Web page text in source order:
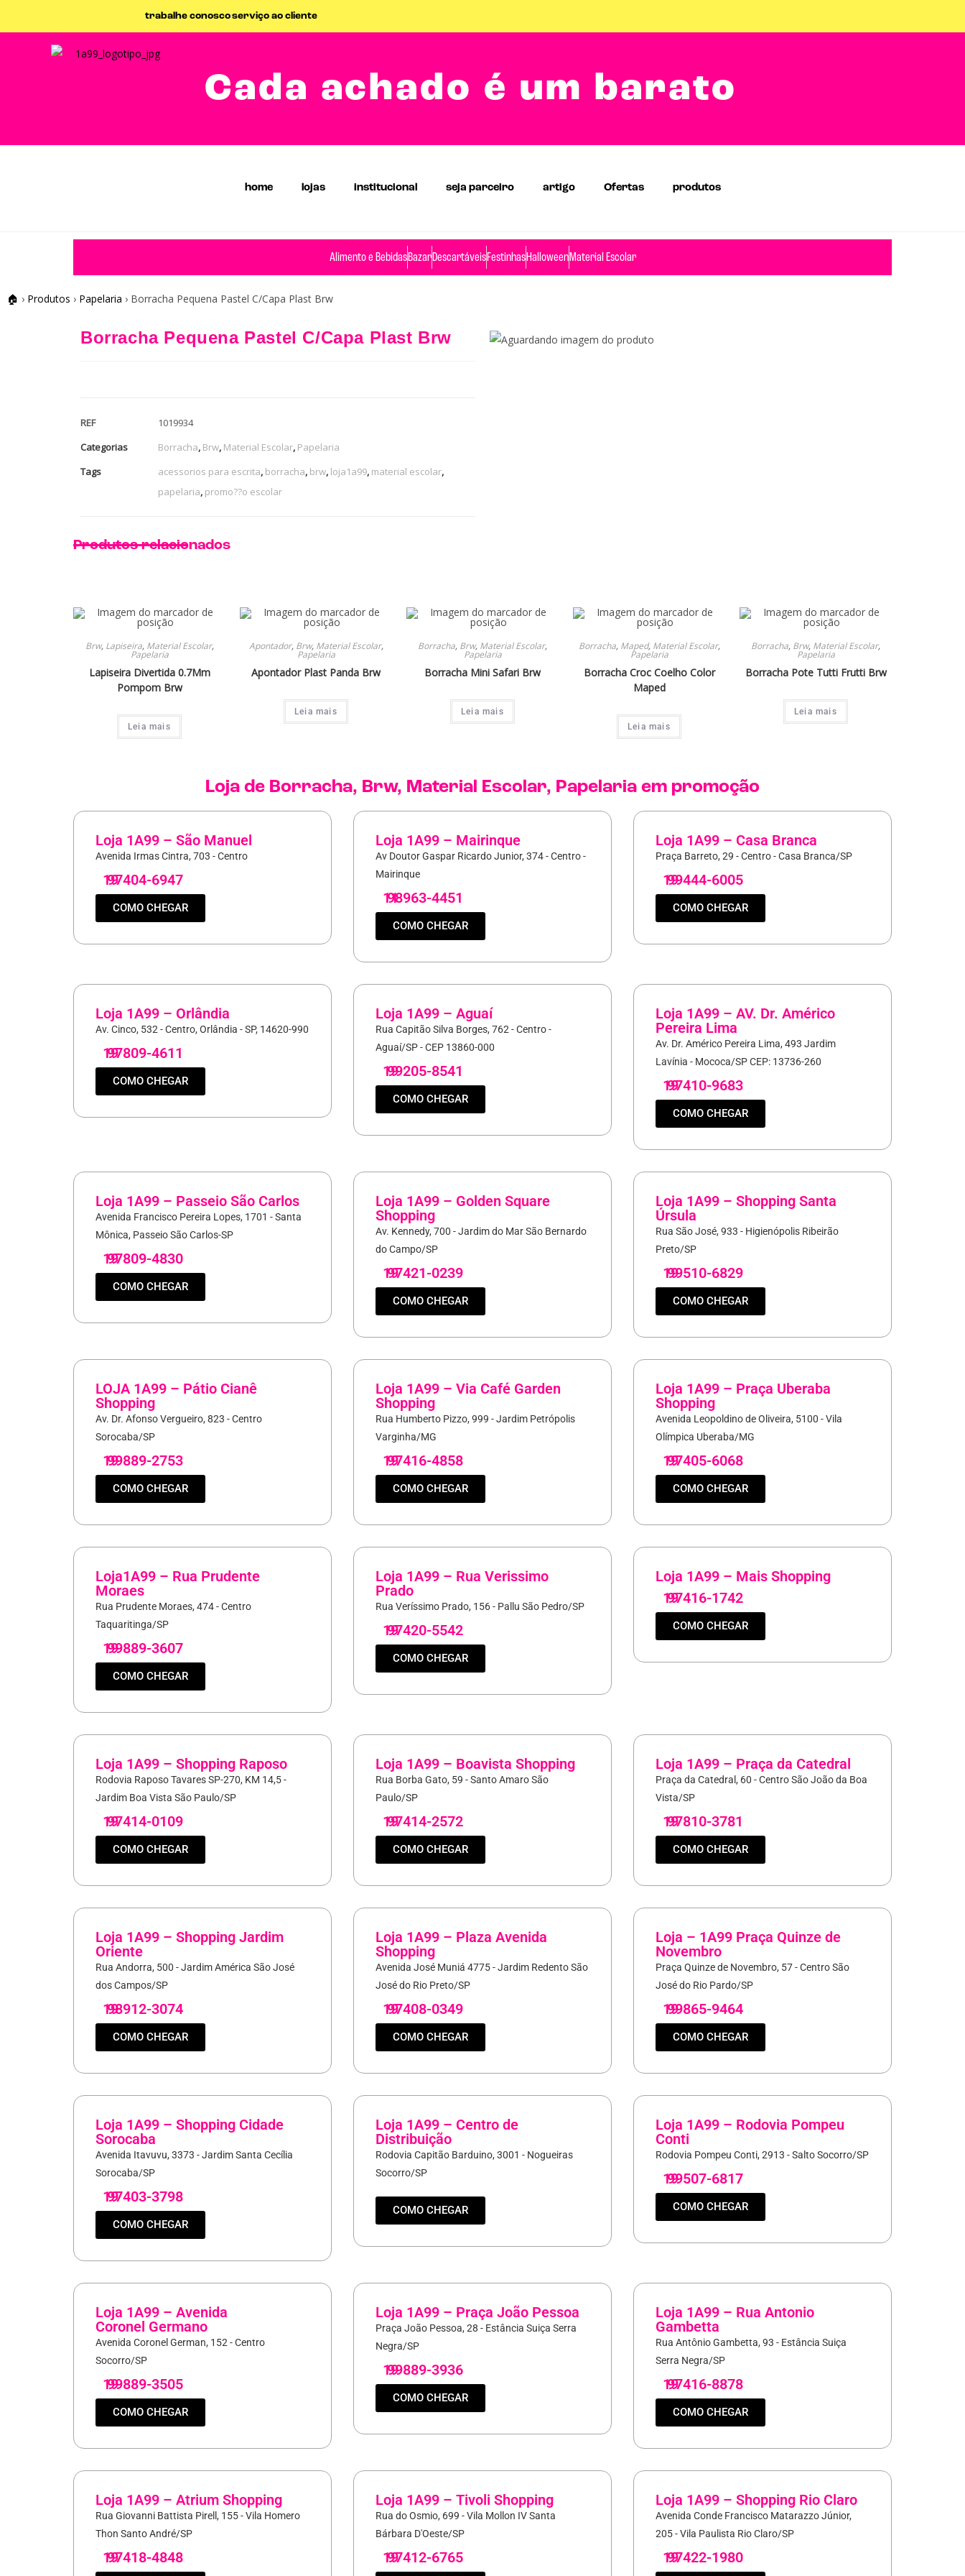
trabalhe conoscoserviço ao cliente
Cada achado é um barato
home lojas institucional seja parceiro artigo Ofertas produtos
Alimento e BebidasBazarDescartáveisFestinhasHalloweenMaterial Escolar
🏠 › Produtos › Papelaria › Borracha Pequena Pastel C/Capa Plast Brw
Borracha Pequena Pastel C/Capa Plast Brw
REF
1019934
Categorias
Borracha, Brw, Material Escolar, Papelaria
Tags
acessorios para escrita, borracha, brw, loja1a99, material escolar,
papelaria, promo??o escolar
Produtos relacionados
Brw, Lapiseira, Material Escolar,
Papelaria
Lapiseira Divertida 0.7Mm
Pompom Brw
Leia mais
Apontador, Brw, Material Escolar,
Papelaria
Apontador Plast Panda Brw
Leia mais
Borracha, Brw, Material Escolar,
Papelaria
Borracha Mini Safari Brw
Leia mais
Borracha, Maped, Material Escolar,
Papelaria
Borracha Croc Coelho Color
Maped
Leia mais
Borracha, Brw, Material Escolar,
Papelaria
Borracha Pote Tutti Frutti Brw
Leia mais
Loja de Borracha, Brw, Material Escolar, Papelaria em promoção
Loja 1A99 – São Manuel
Avenida Irmas Cintra, 703 - Centro
19
97404-6947
COMO CHEGAR
Loja 1A99 – Mairinque
Av Doutor Gaspar Ricardo Junior, 374 - Centro -
Mairinque
11
98963-4451
COMO CHEGAR
Loja 1A99 – Casa Branca
Praça Barreto, 29 - Centro - Casa Branca/SP
19
99444-6005
COMO CHEGAR
Loja 1A99 – Orlândia
Av. Cinco, 532 - Centro, Orlândia - SP, 14620-990
19
97809-4611
COMO CHEGAR
Loja 1A99 – Aguaí
Rua Capitão Silva Borges, 762 - Centro -
Aguaí/SP - CEP 13860-000
19
99205-8541
COMO CHEGAR
Loja 1A99 – AV. Dr. Américo
Pereira Lima
Av. Dr. Américo Pereira Lima, 493 Jardim
Lavínia - Mococa/SP CEP: 13736-260
19
97410-9683
COMO CHEGAR
Loja 1A99 – Passeio São Carlos
Avenida Francisco Pereira Lopes, 1701 - Santa
Mônica, Passeio São Carlos-SP
19
97809-4830
COMO CHEGAR
Loja 1A99 – Golden Square
Shopping
Av. Kennedy, 700 - Jardim do Mar São Bernardo
do Campo/SP
19
97421-0239
COMO CHEGAR
Loja 1A99 – Shopping Santa
Úrsula
Rua São José, 933 - Higienópolis Ribeirão
Preto/SP
19
99510-6829
COMO CHEGAR
LOJA 1A99 – Pátio Cianê
Shopping
Av. Dr. Afonso Vergueiro, 823 - Centro
Sorocaba/SP
19
99889-2753
COMO CHEGAR
Loja 1A99 – Via Café Garden
Shopping
Rua Humberto Pizzo, 999 - Jardim Petrópolis
Varginha/MG
19
97416-4858
COMO CHEGAR
Loja 1A99 – Praça Uberaba
Shopping
Avenida Leopoldino de Oliveira, 5100 - Vila
Olímpica Uberaba/MG
19
97405-6068
COMO CHEGAR
Loja1A99 – Rua Prudente
Moraes
Rua Prudente Moraes, 474 - Centro
Taquaritinga/SP
19
99889-3607
COMO CHEGAR
Loja 1A99 – Rua Verissimo
Prado
Rua Veríssimo Prado, 156 - Pallu São Pedro/SP
19
97420-5542
COMO CHEGAR
Loja 1A99 – Mais Shopping
19
97416-1742
COMO CHEGAR
Loja 1A99 – Shopping Raposo
Rodovia Raposo Tavares SP-270, KM 14,5 -
Jardim Boa Vista São Paulo/SP
19
97414-0109
COMO CHEGAR
Loja 1A99 – Boavista Shopping
Rua Borba Gato, 59 - Santo Amaro São
Paulo/SP
19
97414-2572
COMO CHEGAR
Loja 1A99 – Praça da Catedral
Praça da Catedral, 60 - Centro São João da Boa
Vista/SP
19
97810-3781
COMO CHEGAR
Loja 1A99 – Shopping Jardim
Oriente
Rua Andorra, 500 - Jardim América São José
dos Campos/SP
19
98912-3074
COMO CHEGAR
Loja 1A99 – Plaza Avenida
Shopping
Avenida José Muniá 4775 - Jardim Redento São
José do Rio Preto/SP
19
97408-0349
COMO CHEGAR
Loja – 1A99 Praça Quinze de
Novembro
Praça Quinze de Novembro, 57 - Centro São
José do Rio Pardo/SP
19
99865-9464
COMO CHEGAR
Loja 1A99 – Shopping Cidade
Sorocaba
Avenida Itavuvu, 3373 - Jardim Santa Cecília
Sorocaba/SP
19
97403-3798
COMO CHEGAR
Loja 1A99 – Centro de
Distribuição
Rodovia Capitão Barduino, 3001 - Nogueiras
Socorro/SP
COMO CHEGAR
Loja 1A99 – Rodovia Pompeu
Conti
Rodovia Pompeu Conti, 2913 - Salto Socorro/SP
19
99507-6817
COMO CHEGAR
Loja 1A99 – Avenida
Coronel Germano
Avenida Coronel German, 152 - Centro
Socorro/SP
19
99889-3505
COMO CHEGAR
Loja 1A99 – Praça João Pessoa
Praça João Pessoa, 28 - Estância Suiça Serra
Negra/SP
19
99889-3936
COMO CHEGAR
Loja 1A99 – Rua Antonio
Gambetta
Rua Antônio Gambetta, 93 - Estância Suiça
Serra Negra/SP
19
97416-8878
COMO CHEGAR
Loja 1A99 – Atrium Shopping
Rua Giovanni Battista Pirell, 155 - Vila Homero
Thon Santo André/SP
19
97418-4848
Loja 1A99 – Tivoli Shopping
Rua do Osmio, 699 - Vila Mollon IV Santa
Bárbara D'Oeste/SP
19
97412-6765
Loja 1A99 – Shopping Rio Claro
Avenida Conde Francisco Matarazzo Júnior,
205 - Vila Paulista Rio Claro/SP
19
97422-1980